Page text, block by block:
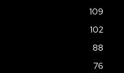
109
102
88
76